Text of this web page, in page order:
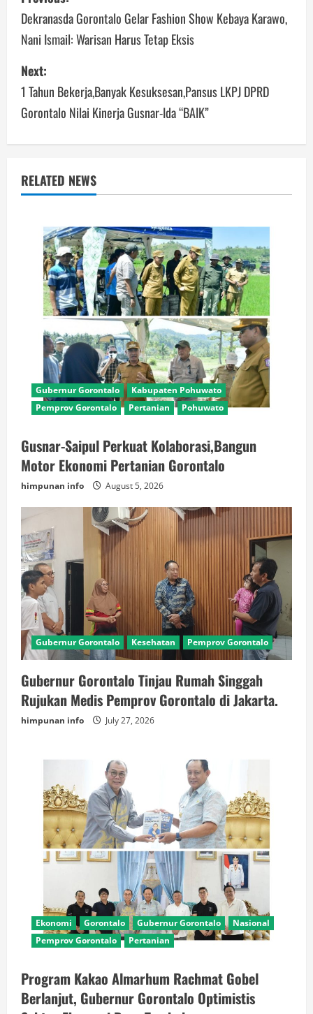
navigation
Dekranasda Gorontalo Gelar Fashion Show Kebaya Karawo,
Nani Ismail: Warisan Harus Tetap Eksis
Next:
1 Tahun Bekerja,Banyak Kesuksesan,Pansus LKPJ DPRD
Gorontalo Nilai Kinerja Gusnar-Ida “BAIK”
RELATED NEWS
Gubernur Gorontalo
Kabupaten Pohuwato
Pemprov Gorontalo
Pertanian Pohuwato
Gusnar-Saipul Perkuat Kolaborasi,Bangun
Motor Ekonomi Pertanian Gorontalo
himpunan info August 5, 2026
Gubernur Gorontalo Kesehatan Pemprov Gorontalo
Gubernur Gorontalo Tinjau Rumah Singgah
Rujukan Medis Pemprov Gorontalo di Jakarta.
himpunan info July 27, 2026
Ekonomi Gorontalo Gubernur Gorontalo
Nasional
Pemprov Gorontalo
Pertanian
Program Kakao Almarhum Rachmat Gobel
Berlanjut, Gubernur Gorontalo Optimistis